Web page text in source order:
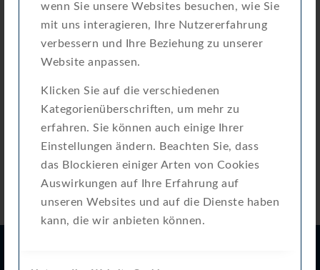
wenn Sie unsere Websites besuchen, wie Sie
mit uns interagieren, Ihre Nutzererfahrung
verbessern und Ihre Beziehung zu unserer
Website anpassen.
Klicken Sie auf die verschiedenen
Kategorienüberschriften, um mehr zu
erfahren. Sie können auch einige Ihrer
Einstellungen ändern. Beachten Sie, dass
das Blockieren einiger Arten von Cookies
Auswirkungen auf Ihre Erfahrung auf
unseren Websites und auf die Dienste haben
kann, die wir anbieten können.
Attached Files
100602-Kurzanleitung-Impulsmodul-